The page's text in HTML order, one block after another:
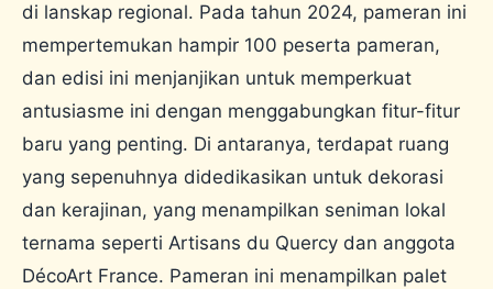
di lanskap regional. Pada tahun 2024, pameran ini
mempertemukan hampir 100 peserta pameran,
dan edisi ini menjanjikan untuk memperkuat
antusiasme ini dengan menggabungkan fitur-fitur
baru yang penting. Di antaranya, terdapat ruang
yang sepenuhnya didedikasikan untuk dekorasi
dan kerajinan, yang menampilkan seniman lokal
ternama seperti Artisans du Quercy dan anggota
DécoArt France. Pameran ini menampilkan palet